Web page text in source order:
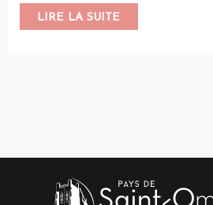
LIRE LA SUITE